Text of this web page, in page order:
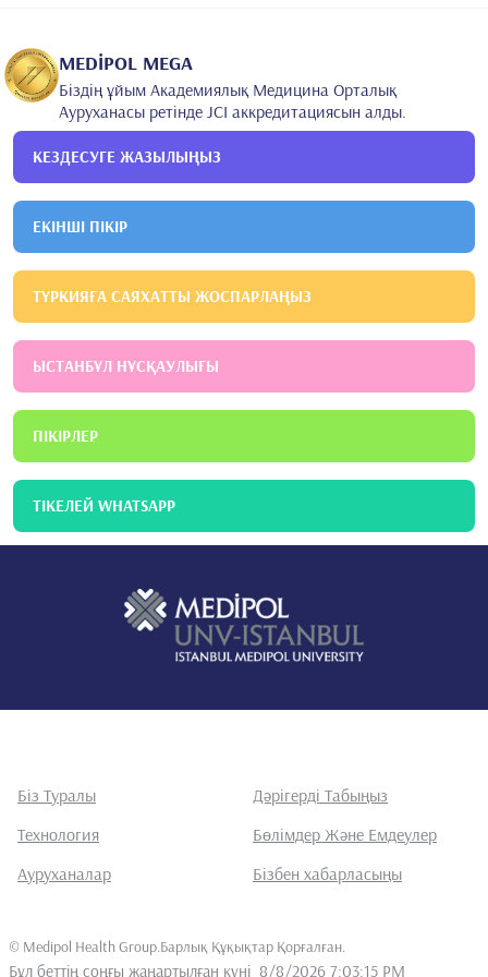
controlled comparison
MEDİPOL MEGA
Біздің ұйым Академиялық Медицина Орталық
Ауруханасы ретінде JCI аккредитациясын алды.
КЕЗДЕСУГЕ ЖАЗЫЛЫҢЫЗ
ЕКІНШІ ПІКІР
ТҮРКИЯҒА САЯХАТТЫ ЖОСПАРЛАҢЫЗ
ЫСТАНБҰЛ НҰСҚАУЛЫҒЫ
ПІКІРЛЕР
ТІКЕЛЕЙ WHATSAPP
Біз Туралы
Дәрігерді Табыңыз
Технология
Бөлімдер Және Емдеулер
Ауруханалар
Бізбен хабарласыңы
© Medipol Health Group.Барлық Құқықтар Қорғалған
Бұл беттің соңғы жаңартылған күні 8/8/2026 7:03:15 PM